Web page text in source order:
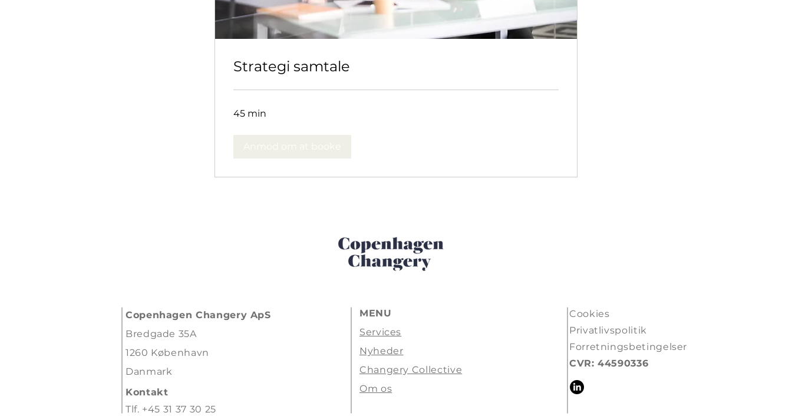
Strategi samtale
45 min
Anmod om at booke
Copenhagen Changery ApS
Bredgade 35A
1260 København​
Danmark
Tlf. +45 31 37 30 25
Kontakt
MENU
Services
Nyheder
Changery Collective
Om os
Cookies
Privatlivspolitik
Forretningsbetingelser
CVR: 44590336